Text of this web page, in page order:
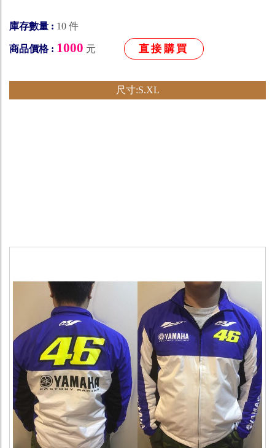
⬇️尺寸大小參考如下方⬇️
S(身高165-169 / 體重50-60公斤左右 )
M(身高169-174 / 體重65-70公斤左右
L(身高173-177 / 體重70-75公斤左右)
XXL (身高180-186 / 體重80-90公斤左右)
庫存數量 : 10 件
商品價格 : 1000 元 直接購買
尺寸:S.XL